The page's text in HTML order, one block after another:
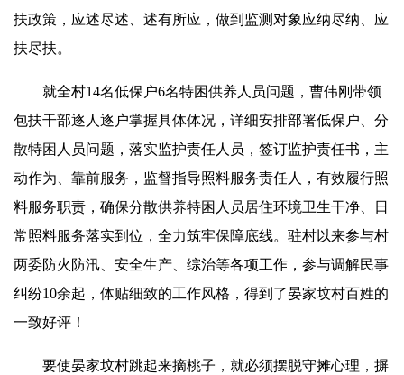
扶政策，应述尽述、述有所应，做到监测对象应纳尽纳、应
扶尽扶。
就全村14名低保户6名特困供养人员问题，曹伟刚带领
包扶干部逐人逐户掌握具体体况，详细安排部署低保户、分
散特困人员问题，落实监护责任人员，签订监护责任书，主
动作为、靠前服务，监督指导照料服务责任人，有效履行照
料服务职责，确保分散供养特困人员居住环境卫生干净、日
常照料服务落实到位，全力筑牢保障底线。驻村以来参与村
两委防火防汛、安全生产、综治等各项工作，参与调解民事
纠纷10余起， 体贴细致的工作风格，得到了晏家坟村百姓的
一致好评！
要使晏家坟村跳起来摘桃子，就必须摆脱守摊心理，摒